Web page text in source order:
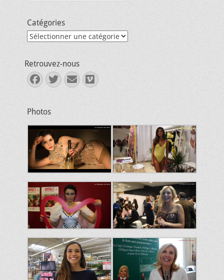
Catégories
Catégories
Retrouvez-nous
Facebook
Twitter
E-
mail
Vimeo
Photos